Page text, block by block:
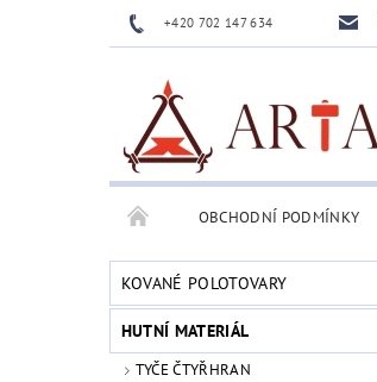
+420 702 147 634
OBCHODNÍ PODMÍNKY
KOVANÉ POLOTOVARY
HUTNÍ MATERIÁL
TYČE ČTYŘHRAN